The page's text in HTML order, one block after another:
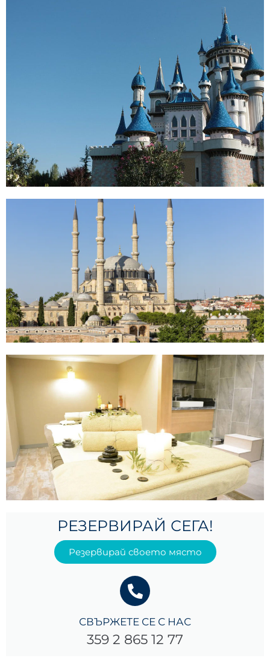
РЕЗЕРВИРАЙ СЕГА!
Резервирай своето място
СВЪРЖЕТЕ СЕ С НАС
359 2 865 12 77